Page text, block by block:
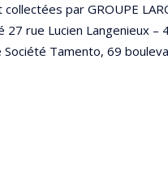
par GROUPE
rue Lucien Langenieux
Tamento, 69